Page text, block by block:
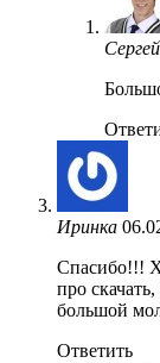
Сергей
Иринка
Спасибо!!!
про
большой
Ответить